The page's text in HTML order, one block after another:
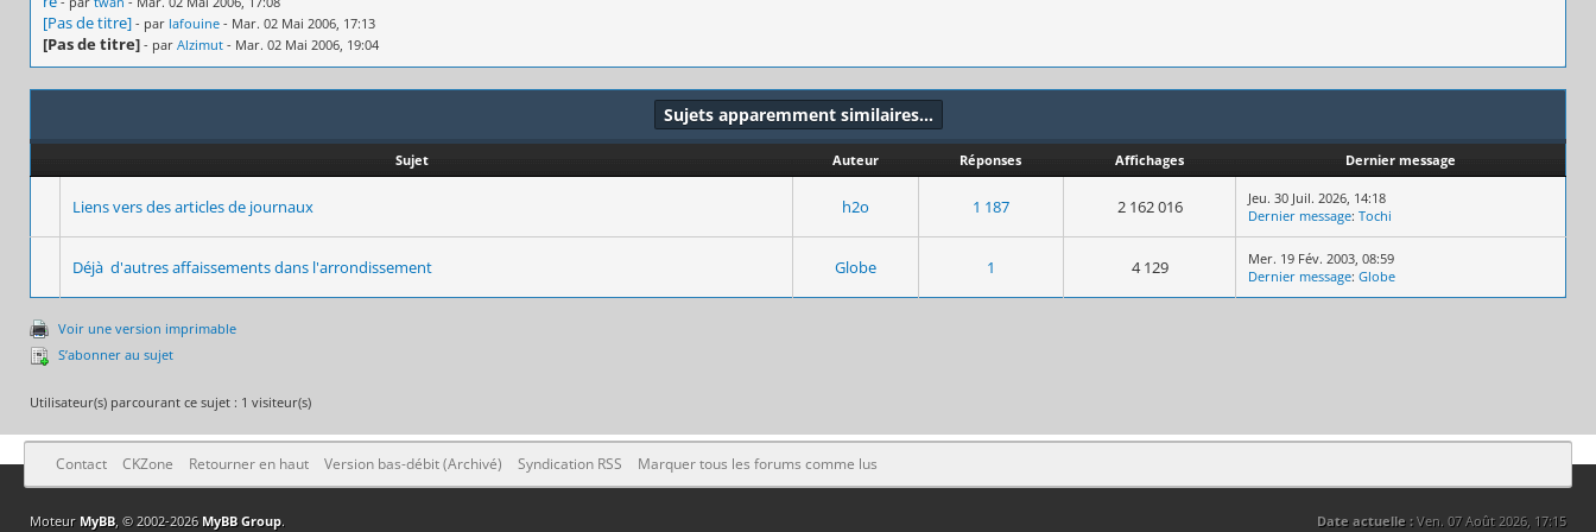
[Pas de titre] - par lafouine - Mar. 02 Mai 2006, 17:13
[Pas de titre] - par Alzimut - Mar. 02 Mai 2006, 19:04
Sujets apparemment similaires…
Sujet Auteur Réponses Affichages Dernier message
Liens vers des articles de journaux h2o 1 187 2 162 016
Jeu. 30 Juil. 2026, 14:18
Dernier message: Tochi
Déjà d'autres affaissements dans l'arrondissement Globe 1 4 129
Mer. 19 Fév. 2003, 08:59
Dernier message: Globe
Voir une version imprimable
S’abonner au sujet
Utilisateur(s) parcourant ce sujet : 1 visiteur(s)
Contact CKZone Retourner en haut Version bas-débit (Archivé) Syndication RSS Marquer tous les forums comme lus
Date actuelle : Ven. 07 Août 2026, 17:15
Moteur MyBB, © 2002-2026 MyBB Group.